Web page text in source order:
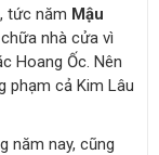
, tức năm Mậu
nhà cửa vì
Hoang Ốc. Nên
phạm cả Kim Lâu
năm nay, cũng